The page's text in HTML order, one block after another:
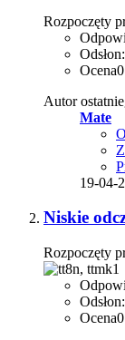
Rozpoczęty
Autor
Mate
19-04-
Niskie
Rozpoczęty